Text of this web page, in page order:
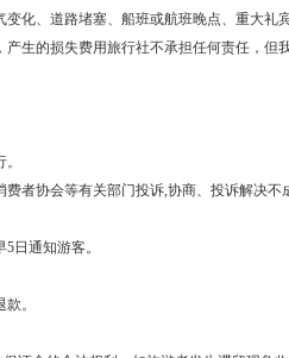
化、道路堵塞、船班或航班晚点、重大礼
生的损失费用旅行社不承担任何责任，但
者协会等有关部门投诉,协商、投诉解决不
日通知游客。
。